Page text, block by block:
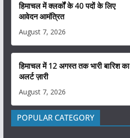
हिमाचल में क्लर्कों के 40 पदों के लिए
आवेदन आमंत्रित
August 7, 2026
हिमाचल में 12 अगस्त तक भारी बारिश का
अलर्ट ज़ारी
August 7, 2026
POPULAR CATEGORY